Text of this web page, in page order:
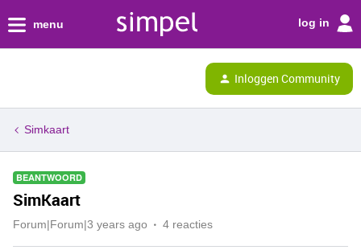
menu log in
Inloggen Community
Simkaart
BEANTWOORD
SimKaart
Forum|Forum|3 years ago 4 reacties